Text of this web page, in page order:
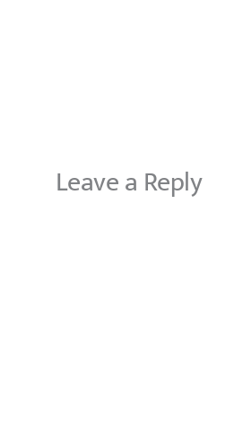
Leave a Reply